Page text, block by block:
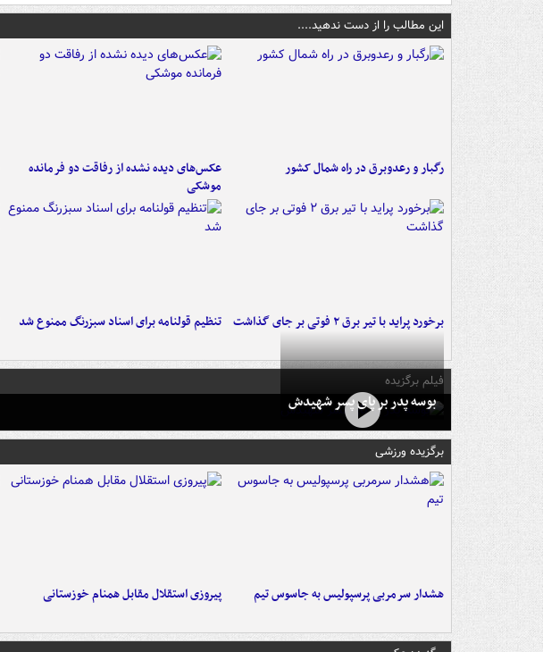
این مطالب را از دست ندهید....
رگبار و رعدوبرق در راه شمال کشور
عکس‌های دیده نشده از رفاقت دو فرمانده‌
موشکی
برخورد پراید با تیر برق ۲ فوتی بر جای گذاشت تنظیم قولنامه برای اسناد سبزرنگ ممنوع شد
فیلم برگزیده
بوسه‌ پدر بر پای پسر شهیدش
برگزیده ورزشی
هشدار سرمربی پرسپولیس به جاسوس تیم پیروزی استقلال مقابل همنام خوزستانی